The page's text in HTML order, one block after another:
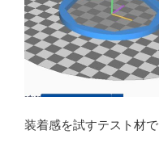
装着感を試すテスト材で